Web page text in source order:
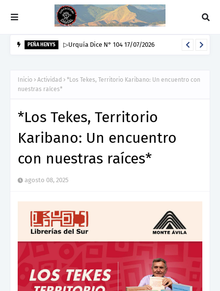
PEÑA HENYS ▷Urquía Dice N° 104 17/07/2026
Inicio Actividad
*Los Tekes, Territorio Karibano: Un encuentro con
nuestras raíces*
*Los Tekes, Territorio
Karibano: Un encuentro
con nuestras raíces*
agosto 08, 2025